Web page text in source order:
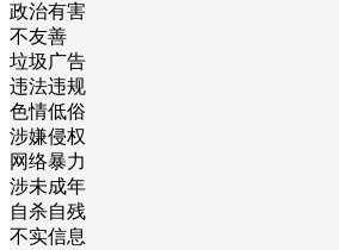
政治有害
不友善
垃圾广告
违法违规
色情低俗
涉嫌侵权
网络暴力
涉未成年
自杀自残
不实信息